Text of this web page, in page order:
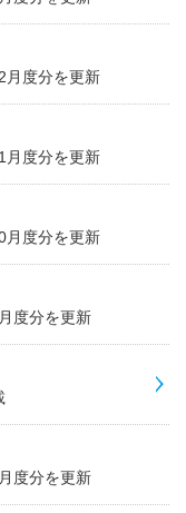
月度分を更新
月度分を更新
月度分を更新
度分を更新
度分を更新